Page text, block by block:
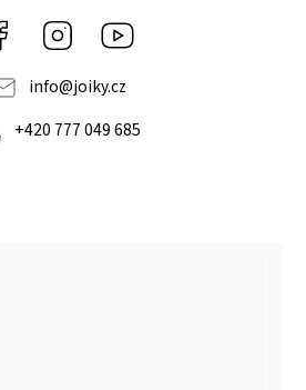
Facebook Instagram
info@joiky.cz
+420 777 049 685